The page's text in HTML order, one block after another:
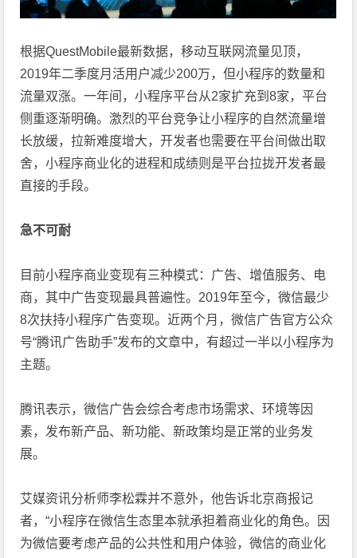
根据QuestMobile最新数据，移动互联网流量见顶，
2019年二季度月活用户减少200万，但小程序的数量和
流量双涨。一年间，小程序平台从2家扩充到8家，平台
侧重逐渐明确。激烈的平台竞争让小程序的自然流量增
长放缓，拉新难度增大，开发者也需要在平台间做出取
舍，小程序商业化的进程和成绩则是平台拉拢开发者最
直接的手段。
急不可耐
目前小程序商业变现有三种模式：广告、增值服务、电
商，其中广告变现最具普遍性。2019年至今，微信最少
8次扶持小程序广告变现。近两个月，微信广告官方公众
号“腾讯广告助手”发布的文章中，有超过一半以小程序为
主题。
腾讯表示，微信广告会综合考虑市场需求、环境等因
素，发布新产品、新功能、新政策均是正常的业务发
展。
艾媒资讯分析师李松霖并不意外，他告诉北京商报记
者，“小程序在微信生态里本就承担着商业化的角色。因
为微信要考虑产品的公共性和用户体验，微信的商业化